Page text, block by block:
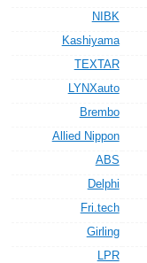
NIBK
Kashiyama
TEXTAR
LYNXauto
Brembo
Allied Nippon
ABS
Delphi
Fri.tech
Girling
LPR